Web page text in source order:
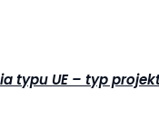
typu UE – typ